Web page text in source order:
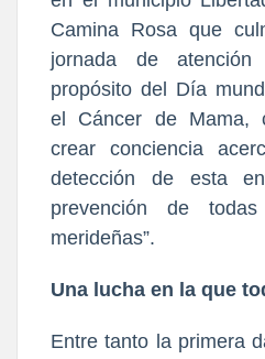
Camina Rosa que
jornada de
propósito del Día
el Cáncer de Mama,
crear conciencia
detección de esta
prevención de
merideñas”.
Una lucha en la que
Entre tanto la primera